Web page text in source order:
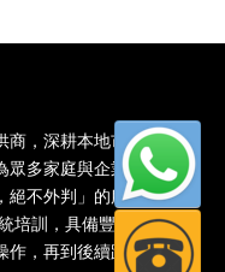
，深耕本地市場多年，
眾多家庭與企業信賴的蟲
絕不外判」的服務承諾
訓，具備豐富的現場處
作，再到後續跟蹤，全...